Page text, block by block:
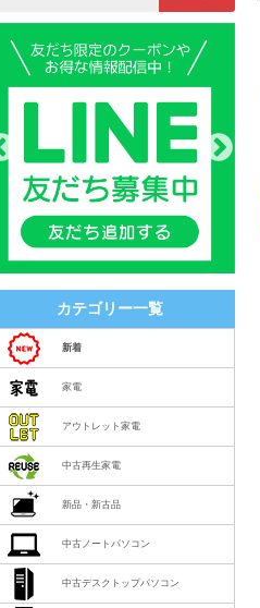
カテゴリー一覧
新着
家電
アウトレット家電
中古再生家電
新品・新古品
中古ノートパソコン
中古デスクトップパソコン